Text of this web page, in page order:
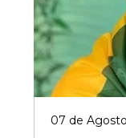
07 de